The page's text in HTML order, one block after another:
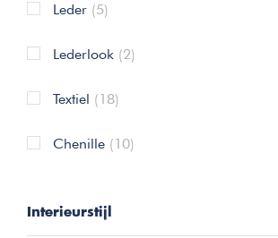
Leder (5)
Lederlook (2)
Textiel (18)
Chenille (10)
Interieurstijl